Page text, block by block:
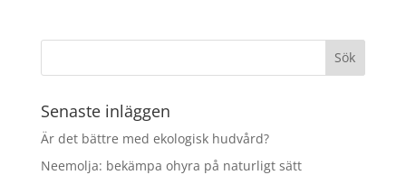
Senaste inläggen
Är det bättre med ekologisk hudvård?
Neemolja: bekämpa ohyra på naturligt sätt